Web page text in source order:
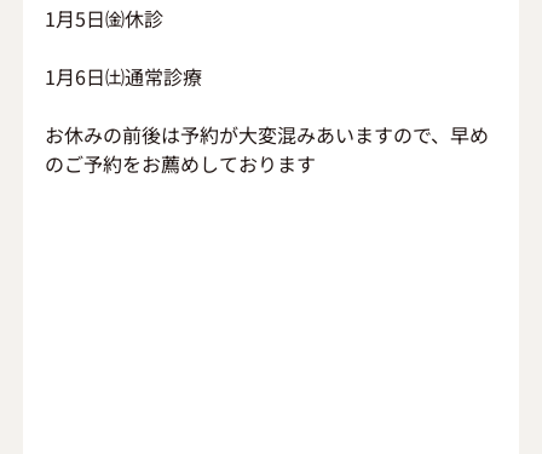
1月5日㈮休診
1月6日㈯通常診療
お休みの前後は予約が大変混みあいますので、早め
のご予約をお薦めしております